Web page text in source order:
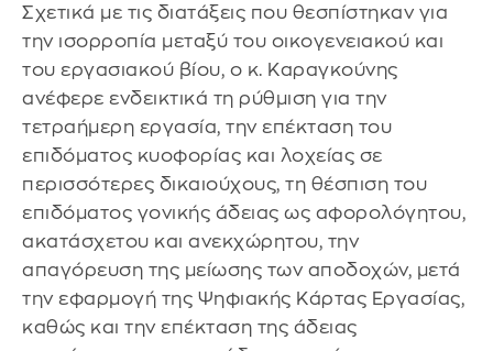
Σχετικά με τις διατάξεις που θεσπίστηκαν για
την ισορροπία μεταξύ του οικογενειακού και
του εργασιακού βίου, ο κ. Καραγκούνης
ανέφερε ενδεικτικά τη ρύθμιση για την
τετραήμερη εργασία, την επέκταση του
επιδόματος κυοφορίας και λοχείας σε
περισσότερες δικαιούχους, τη θέσπιση του
επιδόματος γονικής άδειας ως αφορολόγητου,
ακατάσχετου και ανεκχώρητου, την
απαγόρευση της μείωσης των αποδοχών, μετά
την εφαρμογή της Ψηφιακής Κάρτας Εργασίας,
καθώς και την επέκταση της άδειας